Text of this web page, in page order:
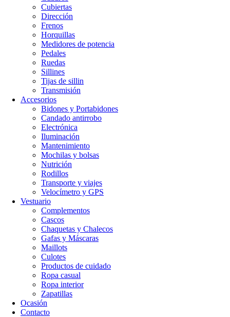
Cubiertas
Dirección
Frenos
Horquillas
Medidores de potencia
Pedales
Ruedas
Sillines
Tijas de sillin
Transmisión
Accesorios
Bidones y Portabidones
Candado antirrobo
Electrónica
Iluminación
Mantenimiento
Mochilas y bolsas
Nutrición
Rodillos
Transporte y viajes
Velocímetro y GPS
Vestuario
Complementos
Cascos
Chaquetas y Chalecos
Gafas y Máscaras
Maillots
Culotes
Productos de cuidado
Ropa casual
Ropa interior
Zapatillas
Ocasión
Contacto